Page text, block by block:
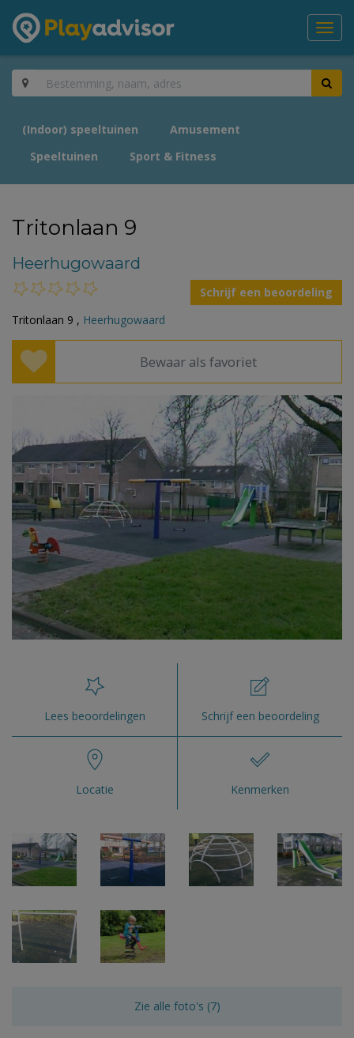
(Indoor) speeltuinen
Amusement
Speeltuinen
Sport & Fitness
Tritonlaan 9
Heerhugowaard
Schrijf een beoordeling
Tritonlaan 9 , Heerhugowaard
Bewaar als favoriet
Lees beoordelingen Schrijf een beoordeling
Locatie Kenmerken
Zie alle foto's (7)